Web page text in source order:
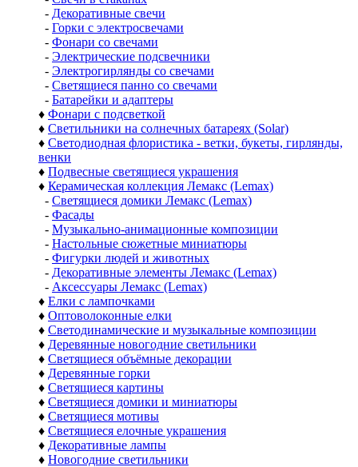
- Декоративные свечи
- Горки с электросвечами
- Фонари со свечами
- Электрические подсвечники
- Электрогирлянды со свечами
- Светящиеся панно со свечами
- Батарейки и адаптеры
♦ Фонари с подсветкой
♦ Светильники на солнечных батареях (Solar)
♦ Светодиодная флористика - ветки, букеты, гирлянды,
венки
♦ Подвесные светящиеся украшения
♦ Керамическая коллекция Лемакс (Lemax)
- Светящиеся домики Лемакс (Lemax)
- Фасады
- Музыкально-анимационные композиции
- Настольные сюжетные миниатюры
- Фигурки людей и животных
- Декоративные элементы Лемакс (Lemax)
- Аксессуары Лемакс (Lemax)
♦ Елки с лампочками
♦ Оптоволоконные елки
♦ Светодинамические и музыкальные композиции
♦ Деревянные новогодние светильники
♦ Светящиеся объёмные декорации
♦ Деревянные горки
♦ Светящиеся картины
♦ Светящиеся домики и миниатюры
♦ Светящиеся мотивы
♦ Светящиеся елочные украшения
♦ Декоративные лампы
♦ Новогодние светильники